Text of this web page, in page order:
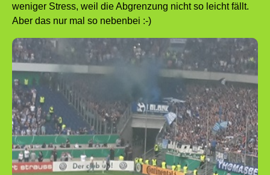
weniger Stress, weil die Abgrenzung nicht so leicht fällt.
Aber das nur mal so nebenbei :-)